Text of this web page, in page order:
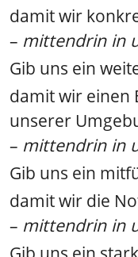
damit wir
– mittendrin in
Gib uns ein
damit wir einen
unserer
– mittendrin in
Gib uns ein
damit wir die
– mittendrin in